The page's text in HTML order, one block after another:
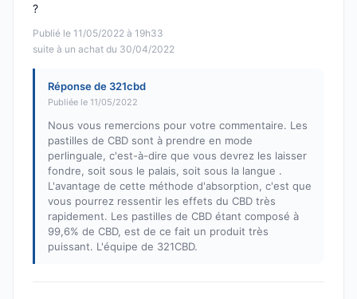
Publié le 11/05/2022 à 19h33
suite à un achat du 30/04/2022
?
Réponse de 321cbd
Publiée le 11/05/2022
Nous vous remercions pour votre commentaire. Les
pastilles de CBD sont à prendre en mode
perlinguale, c'est-à-dire que vous devrez les laisser
fondre, soit sous le palais, soit sous la langue .
L'avantage de cette méthode d'absorption, c'est que
vous pourrez ressentir les effets du CBD très
rapidement. Les pastilles de CBD étant composé à
99,6% de CBD, est de ce fait un produit très
puissant. L'équipe de 321CBD.